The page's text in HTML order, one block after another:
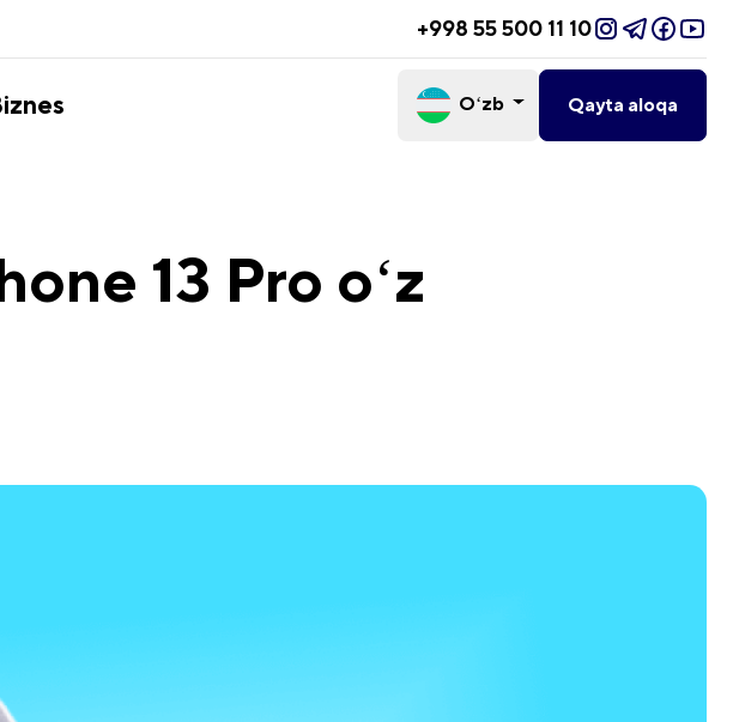
+998 55 500 11 10
Oʻzb Qayta aloqa
13 Pro oʻz